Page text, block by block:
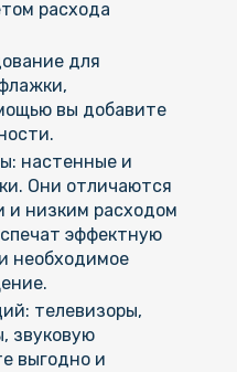
расхода
для
вы добавите
настенные и
Они отличаются
и низким расходом
эффектную
необходимое
телевизоры,
звуковую
выгодно и